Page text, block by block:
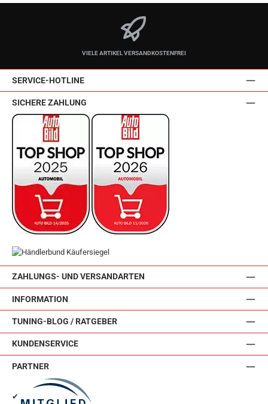
VIELE ARTIKEL VERSANDKOSTENFREI
SERVICE-HOTLINE
ZAHLUNGS- UND VERSANDARTEN
INFORMATION
TUNING-BLOG / RATGEBER
KUNDENSERVICE
SICHERE ZAHLUNG
PARTNER
✔